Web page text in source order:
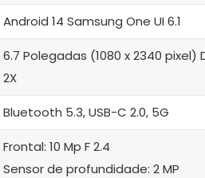
Android 14 Samsung One UI 6.1
6.7 Polegadas (1080 x 2340 pixel)
2X
‎Bluetooth 5.3, USB-C 2.0, 5G
Frontal: 10 Mp F 2.4
Sensor de profundidade: 2 MP